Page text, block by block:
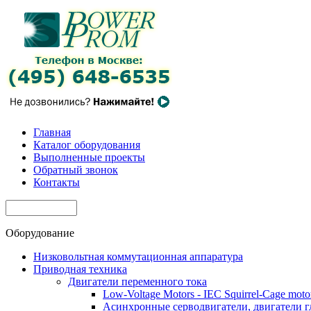
Главная
Каталог оборудования
Выполненные проекты
Обратный звонок
Контакты
Оборудование
Низковольтная коммутационная аппаратура
Приводная техника
Двигатели переменного тока
Low-Voltage Motors - IEC Squirrel-Cage
Асинхронные серводвигатели, двигатели